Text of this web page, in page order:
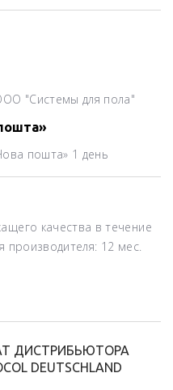
"Системы для пола"
пошта» 1 день
качества в течение
производителя: 12 мес.
ДИСТРИБЬЮТОРА
DEUTSCHLAND